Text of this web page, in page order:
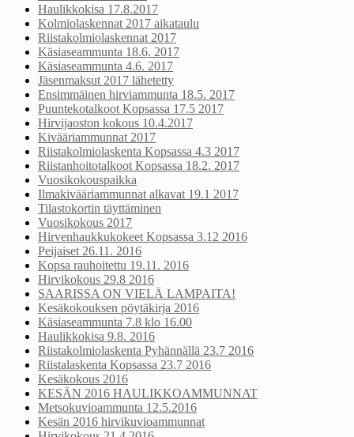
Haulikkokisa 17.8.2017
Kolmiolaskennat 2017 aikataulu
Riistakolmiolaskennat 2017
Käsiaseammunta 18.6. 2017
Käsiaseammunta 4.6. 2017
Jäsenmaksut 2017 lähetetty
Ensimmäinen hirviammunta 18.5. 2017
Puuntekotalkoot Kopsassa 17.5 2017
Hirvijaoston kokous 10.4.2017
Kivääriammunnat 2017
Riistakolmiolaskenta Kopsassa 4.3 2017
Riistanhoitotalkoot Kopsassa 18.2. 2017
Vuosikokouspaikka
Ilmakivääriammunnat alkavat 19.1 2017
Tilastokortin täyttäminen
Vuosikokous 2017
Hirvenhaukkukokeet Kopsassa 3.12 2016
Peijaiset 26.11. 2016
Kopsa rauhoitettu 19.11. 2016
Hirvikokous 29.8 2016
SAARISSA ON VIELÄ LAMPAITA!
Kesäkokouksen pöytäkirja 2016
Käsiaseammunta 7.8 klo 16.00
Haulikkokisa 9.8. 2016
Riistakolmiolaskenta Pyhännällä 23.7 2016
Riistalaskenta Kopsassa 23.7 2016
Kesäkokous 2016
KESÄN 2016 HAULIKKOAMMUNNAT
Metsokuvioammunta 12.5.2016
Kesän 2016 hirvikuvioammunnat